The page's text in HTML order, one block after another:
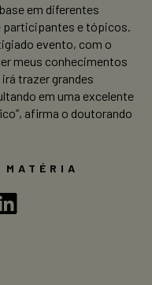
em diferentes
participantes e tópicos.
evento, com o
meus conhecimentos
trazer grandes
em uma excelente
afirma o doutorando
MATÉRIA